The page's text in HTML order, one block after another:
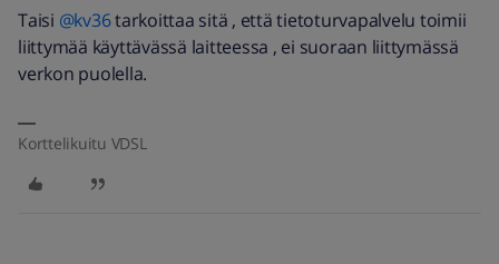
Taisi @kv36tarkoittaa sitä , että tietoturvapalvelu toimii
liittymää käyttävässä laitteessa , ei suoraan liittymässä
verkon puolella.
Korttelikuitu VDSL